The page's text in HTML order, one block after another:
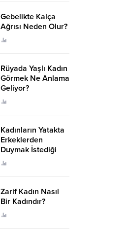
Gebelikte Kalça
Ağrısı Neden Olur?
Rüyada Yaşlı Kadın
Görmek Ne Anlama
Geliyor?
Kadınların Yatakta
Erkeklerden
Duymak İstediği
Sözler
Zarif Kadın Nasıl
Bir Kadındır?